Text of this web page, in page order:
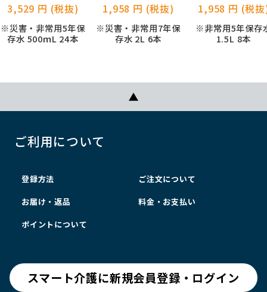
3,529 円 (税抜)
※災害・非常用5年保
存水 500ｍL 24本
1,958 円 (税抜)
※災害・非常用7年保
存水 2L 6本
1,958 円 (税
※非常用5年保存
1.5L 8本
ご利用について
登録方法 ご注文について
お届け・返品 料金・お支払い
ポイントについて
スマート介護に新規会員登録・ログイン